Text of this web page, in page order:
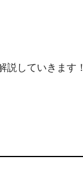
説していきます！